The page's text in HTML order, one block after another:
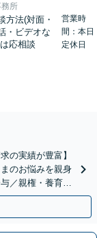
所
方法(対面・
・ビデオな
応相談
営業時
間：本日
定休日
の実績が豊富】
のお悩みを親身
／親権・養育